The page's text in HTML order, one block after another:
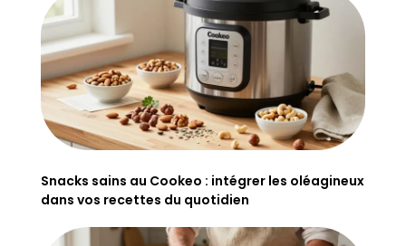
Snacks sains au Cookeo : intégrer les oléagineux
dans vos recettes du quotidien